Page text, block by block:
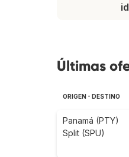
Últimas
ORIGEN - DESTINO
Panamá (PTY)
Split (SPU)